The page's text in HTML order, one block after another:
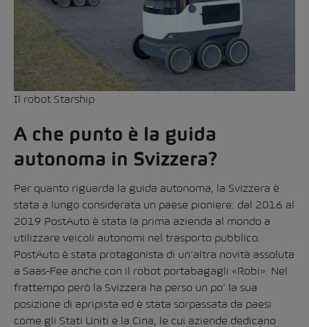
Il robot Starship
A che punto è la guida
autonoma in Svizzera?
Per quanto riguarda la guida autonoma, la Svizzera è
stata a lungo considerata un paese pioniere: dal 2016 al
2019 PostAuto è stata la prima azienda al mondo a
utilizzare veicoli autonomi nel trasporto pubblico.
PostAuto è stata protagonista di un’altra novità assoluta
a Saas-Fee anche con il robot portabagagli «Robi». Nel
frattempo però la Svizzera ha perso un po’ la sua
posizione di apripista ed è stata sorpassata da paesi
come gli Stati Uniti e la Cina, le cui aziende dedicano